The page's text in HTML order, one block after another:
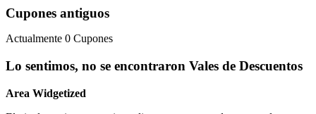
Cupones antiguos
Actualmente 0 Cupones
Lo sentimos, no se encontraron Vales de Descuentos
Area Widgetized